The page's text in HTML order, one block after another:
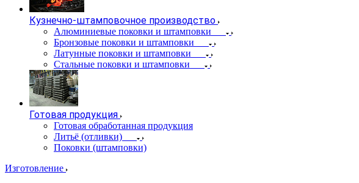
Кузнечно-штамповочное производство
Алюминиевые поковки и штамповки
Бронзовые поковки и штамповки
Латунные поковки и штамповки
Стальные поковки и штамповки
Готовая продукция
Готовая обработанная продукция
Литьё (отливки)
Поковки (штамповки)
Изготовление